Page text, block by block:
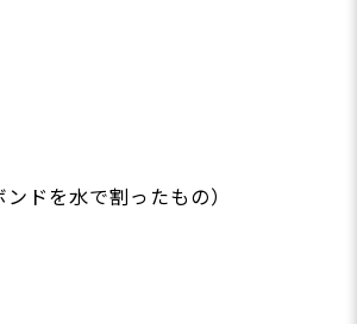
ドを水で割ったもの）